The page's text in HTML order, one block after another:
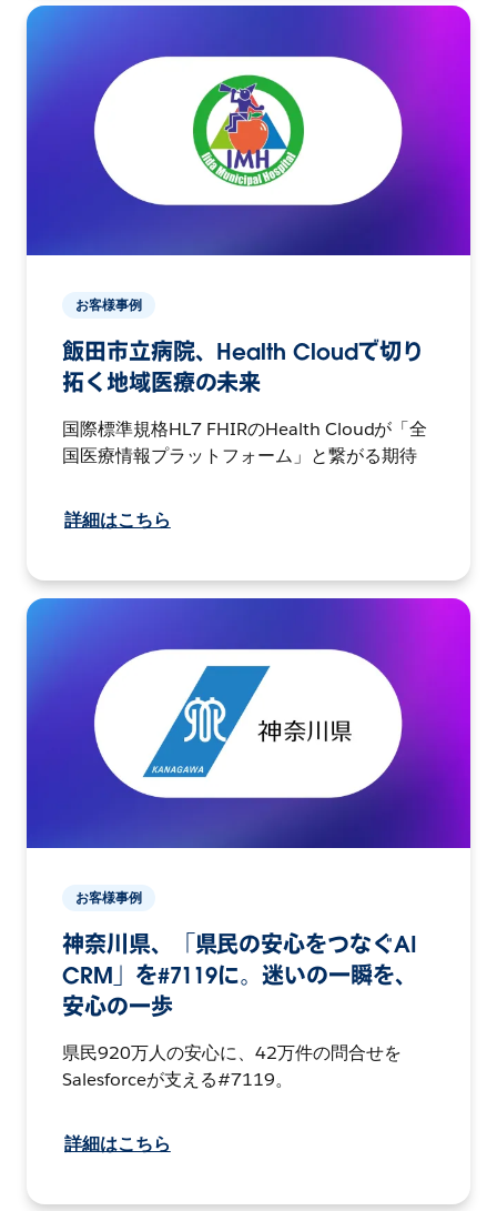
お客様事例
飯田市立病院、Health Cloudで切り
拓く地域医療の未来
国際標準規格HL7 FHIRのHealth Cloudが「全
国医療情報プラットフォーム」と繋がる期待
詳細はこちら
お客様事例
神奈川県、「県民の安心をつなぐAI
CRM」を#7119に。迷いの一瞬を、
安心の一歩
県民920万人の安心に、42万件の問合せを
Salesforceが支える#7119。
詳細はこちら